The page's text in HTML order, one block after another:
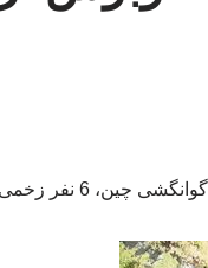
منبع: چندثانیه